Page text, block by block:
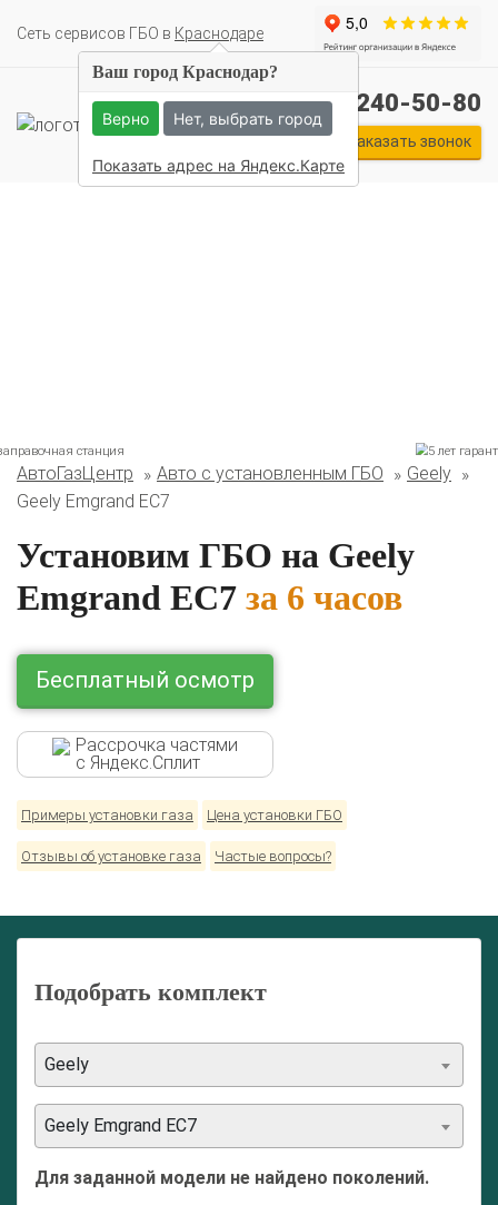
Cеть сервисов ГБО в Краснодаре
Комплекты ГБО на иномарки:
BMW Ford Geely HAVAL Hyundai Infiniti KIA
Lexus
+7 (861) 240-50-80
Заказать звонок
АвтоГазЦентр Авто с установленным ГБО
Geely
Geely Emgrand EC7
Установим ГБО на Geely
Emgrand EC7 за 6 часов
Бесплатный осмотр
Рассрочка частями
с Яндекс.Сплит
Примеры установки газа Цена установки ГБО
Отзывы об установке газа Частые вопросы?
Подобрать комплект
Geely
Geely Emgrand EC7
Для заданной модели не найдено поколений.
Ваш город Краснодар?
Верно Нет, выбрать город
Показать адрес на Яндекс.Карте